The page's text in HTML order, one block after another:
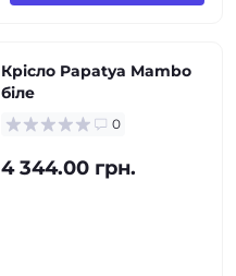
Крісло Papatya Mambo
біле
0
4 344.00 грн.